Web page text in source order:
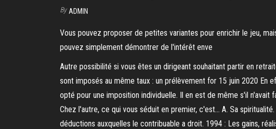
By ADMIN
Vous pouvez proposer de petites variantes pour enrichir le jeu,
pouvez simplement démontrer de l'intérêt enve
Autre possibilité si vous êtes un dirigeant souhaitant partir en
sont imposés au même taux : un prélèvement for 15 juin 2020
opté pour une imposition individuelle. Il en est de même s'il
Chez l'autre, ce qui vous séduit en premier, c'est… A. Sa
déductions auxquelles le contribuable a droit. 1994 : Les gains,